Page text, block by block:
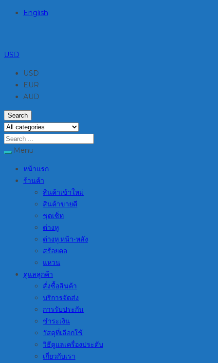
English
USD
USD
EUR
AUD
Search
Menu
หน้าแรก
ร้านค้า
สินค้าเข้าใหม่
สินค้าขายดี
ชุดเซ็ท
ต่างหู
ต่างหู หน้า-หลัง
สร้อยคอ
แหวน
ดูแลลูกค้า
สั่งซื้อสินค้า
บริการจัดส่ง
การรับประกัน
ชำระเงิน
วัสดุที่เลือกใช้
วิธีดูแลเครื่องประดับ
เกี่ยวกับเรา